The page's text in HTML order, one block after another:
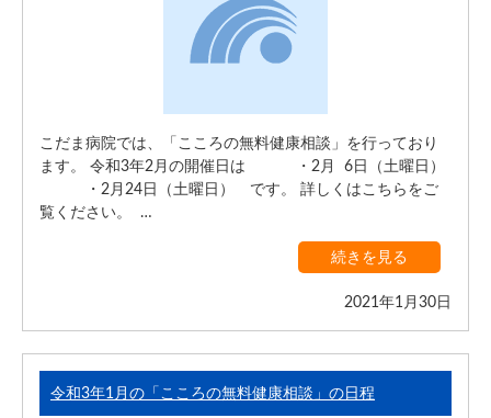
こだま病院では、「こころの無料健康相談」を行っており
ます。 令和3年2月の開催日は ・2月 6日（土曜日）
・2月24日（土曜日） です。 詳しくはこちらをご
覧ください。 …
続きを見る
2021年1月30日
令和3年1月の「こころの無料健康相談」の日程